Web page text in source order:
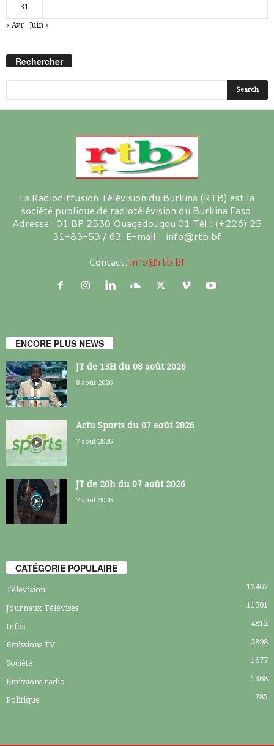
31
« Avr Juin »
Rechercher
La Radiodiffusion Télévision du Burkina (RTB) est la
société publique de radiotélévision du Burkina Faso.
Adresse : 01 BP 2530 Ouagadougou 01 Tél : (+226) 25
31-83-53 / 63 E-mail : info@rtb.bf
Contact: info@rtb.bf
ENCORE PLUS NEWS
JT de 13H du 08 août 2026
8 août 2026
Actu Sports du 07 août 2026
7 août 2026
JT de 20h du 07 août 2026
7 août 2026
CATÉGORIE POPULAIRE
Télévision 12467
Journaux Télévisés 11901
Infos 4812
Emissions TV 2898
Société 1677
Emissions radio 1368
Politique 785